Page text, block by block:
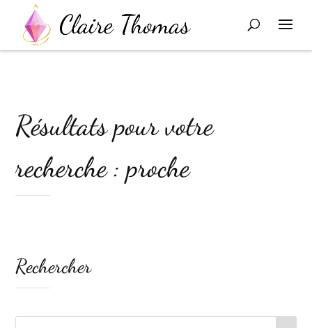
Résultats pour votre
recherche : proche
Rechercher